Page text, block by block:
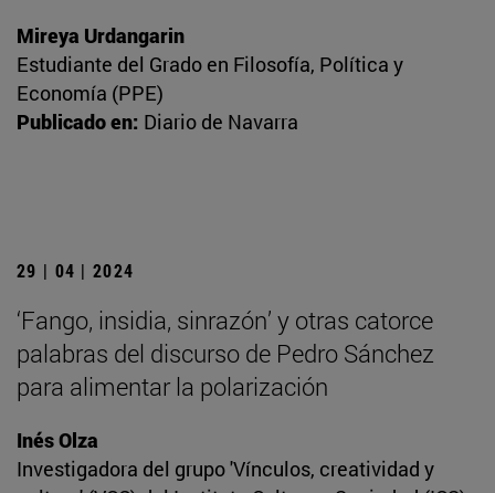
Mireya Urdangarin
Estudiante del Grado en Filosofía, Política y
Economía (PPE)
Publicado en: Diario de Navarra
29 | 04 | 2024
‘Fango, insidia, sinrazón’ y otras catorce
palabras del discurso de Pedro Sánchez
para alimentar la polarización
Inés Olza
Investigadora del grupo 'Vínculos, creatividad y